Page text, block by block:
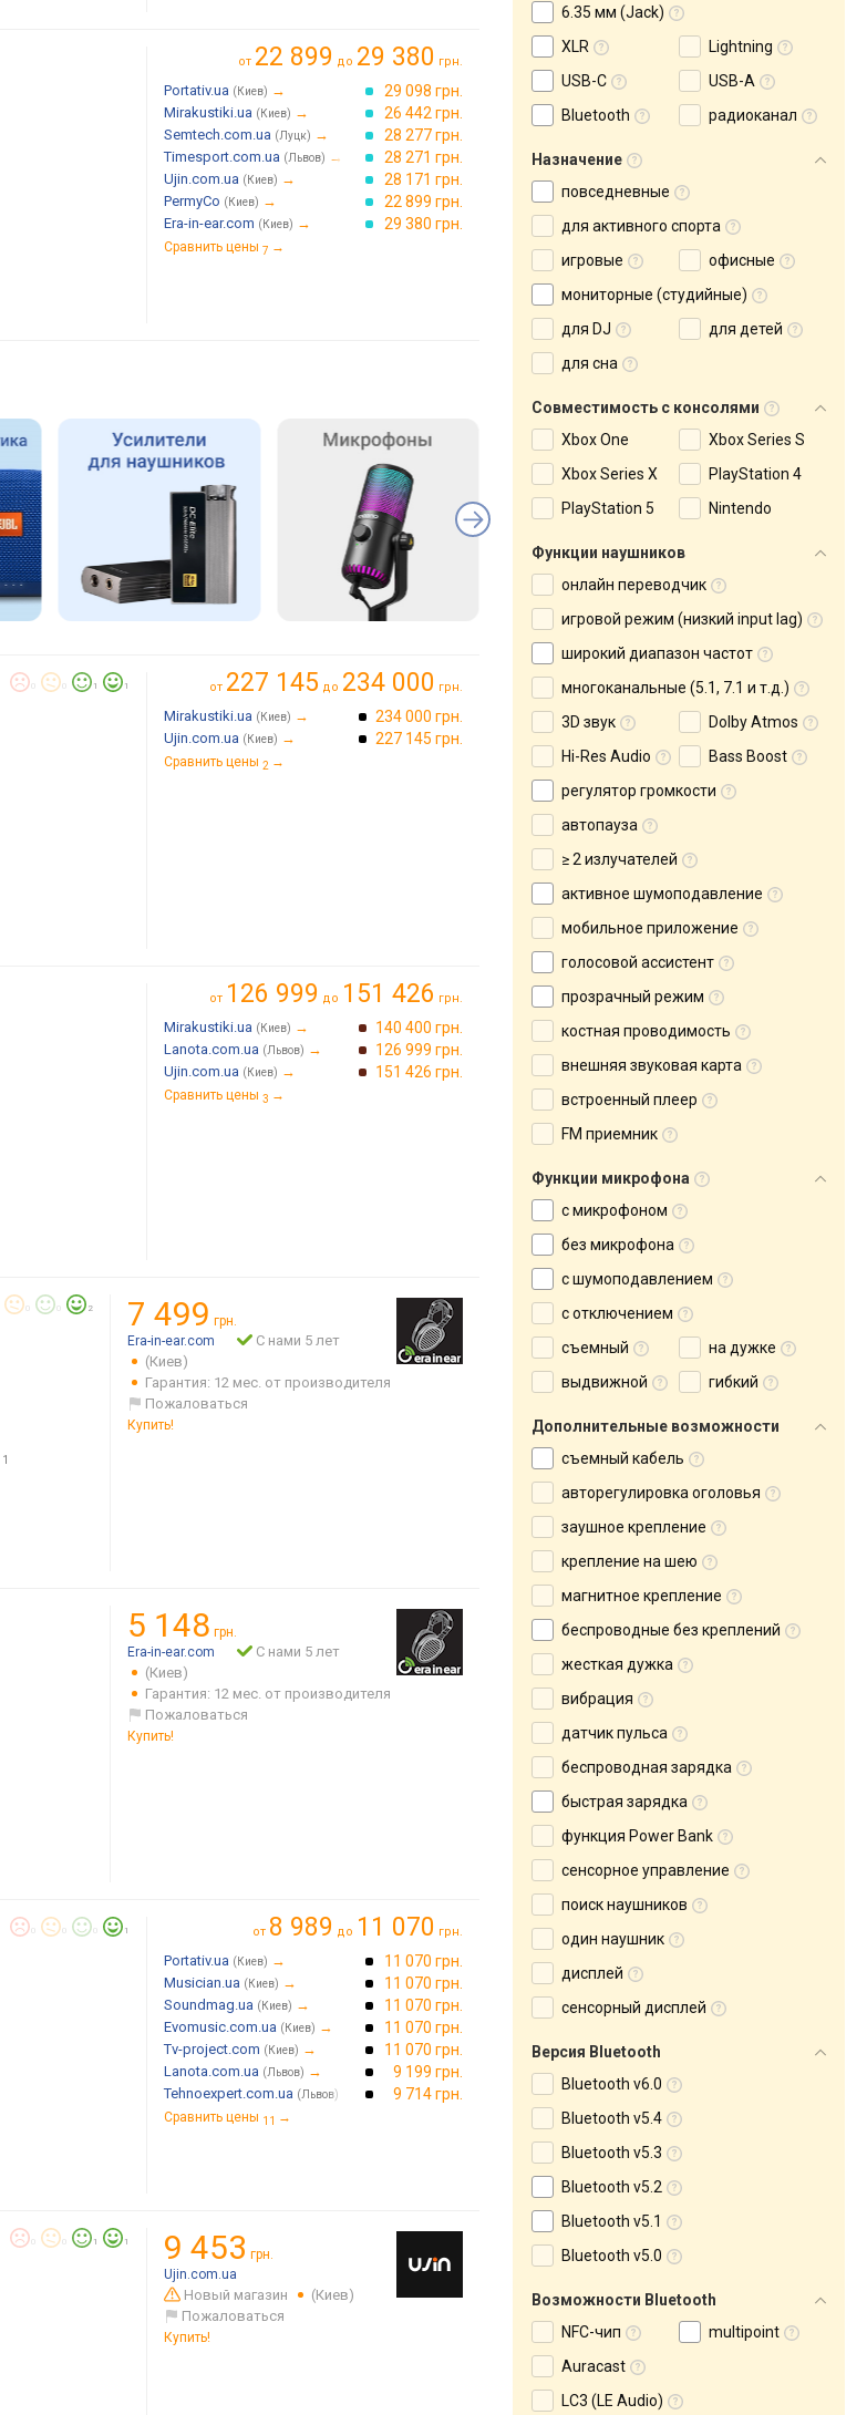
от 22 899 до 29 380 грн.
Portativ.ua (Киев) → 29 098 грн.
Mirakustiki.ua (Киев) → 26 442 грн.
Semtech.com.ua (Луцк) → 28 277 грн.
Timesport.com.ua (Львов) → 28 271 грн.
Ujin.com.ua (Киев) → 28 171 грн.
PermyCo (Киев) → 22 899 грн.
Era-in-ear.com (Киев) → 29 380 грн.
Сравнить цены 7 →
1 1 от 227 145 до 234 000 грн.
Mirakustiki.ua (Киев) → 234 000 грн.
Ujin.com.ua (Киев) → 227 145 грн.
Сравнить цены 2 →
от 126 999 до 151 426 грн.
Mirakustiki.ua (Киев) → 140 400 грн.
Lanota.com.ua (Львов) → 126 999 грн.
Ujin.com.ua (Киев) → 151 426 грн.
Сравнить цены 3 →
2
1
7 499 грн.
Era-in-ear.com
С нами 5 лет
(Киев)
Гарантия: 12 мес. от производителя
Пожаловаться
Купить!
5 148 грн.
Era-in-ear.com
С нами 5 лет
(Киев)
Гарантия: 12 мес. от производителя
Пожаловаться
Купить!
1 от 8 989 до 11 070 грн.
Portativ.ua (Киев) → 11 070 грн.
Musician.ua (Киев) → 11 070 грн.
Soundmag.ua (Киев) → 11 070 грн.
Evomusic.com.ua (Киев) → 11 070 грн.
Tv-project.com (Киев) → 11 070 грн.
Lanota.com.ua (Львов) → 9 199 грн.
Tehnoexpert.com.ua (Львов) 9 714 грн.
Сравнить цены 11 →
1 1 9 453 грн.
Ujin.com.ua
Новый магазин
(Киев)
Пожаловаться
Купить!
6.35 мм (Jack)
XLR
Lightning
USB-C
USB-A
Bluetooth
радиоканал
Назначение
повседневные
для активного спорта
игровые
офисные
мониторные (студийные)
для DJ
для детей
для сна
Совместимость с консолями
Xbox One
Xbox Series S
Xbox Series X
PlayStation 4
PlayStation 5
Nintendo
Функции наушников
онлайн переводчик
игровой режим (низкий input lag)
широкий диапазон частот
многоканальные (5.1, 7.1 и т.д.)
3D звук
Dolby Atmos
Hi-Res Audio
Bass Boost
регулятор громкости
автопауза
≥ 2 излучателей
активное шумоподавление
мобильное приложение
голосовой ассистент
прозрачный режим
костная проводимость
внешняя звуковая карта
встроенный плеер
FM приемник
Функции микрофона
с микрофоном
без микрофона
с шумоподавлением
с отключением
съемный
на дужке
выдвижной
гибкий
Дополнительные возможности
съемный кабель
авторегулировка оголовья
заушное крепление
крепление на шею
магнитное крепление
беспроводные без креплений
жесткая дужка
вибрация
датчик пульса
беспроводная зарядка
быстрая зарядка
функция Power Bank
сенсорное управление
поиск наушников
один наушник
дисплей
сенсорный дисплей
Версия Bluetooth
Bluetooth v6.0
Bluetooth v5.4
Bluetooth v5.3
Bluetooth v5.2
Bluetooth v5.1
Bluetooth v5.0
Возможности Bluetooth
NFC-чип
multipoint
Auracast
LC3 (LE Audio)